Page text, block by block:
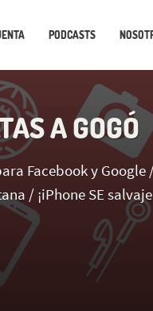
PODCASTS
A GOGÓ
Facebook y
/ ¡iPhone SE